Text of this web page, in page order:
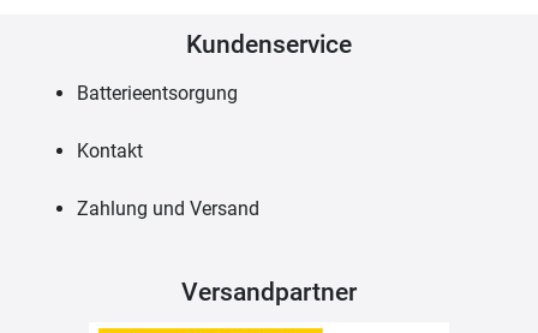
Kundenservice
Batterieentsorgung
Kontakt
Zahlung und Versand
Versandpartner